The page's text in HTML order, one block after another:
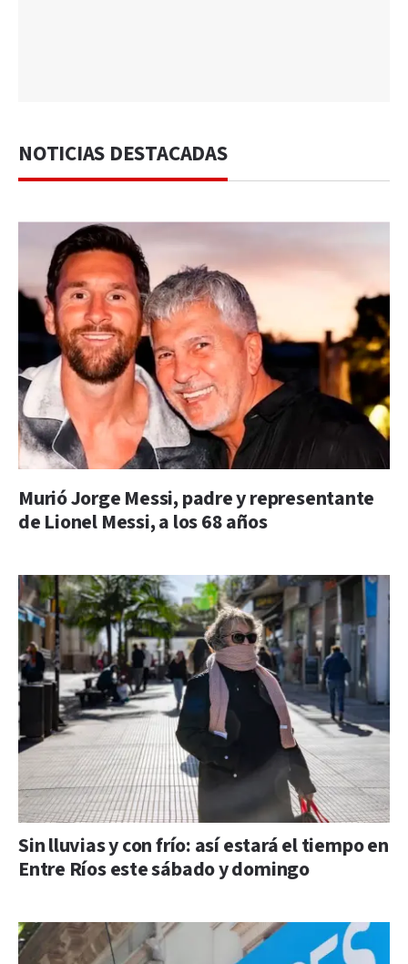
NOTICIAS DESTACADAS
Murió Jorge Messi, padre y representante
de Lionel Messi, a los 68 años
Sin lluvias y con frío: así estará el tiempo en
Entre Ríos este sábado y domingo